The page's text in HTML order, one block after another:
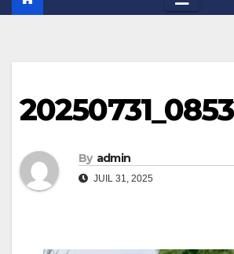
By admin
JUIL 31, 2025